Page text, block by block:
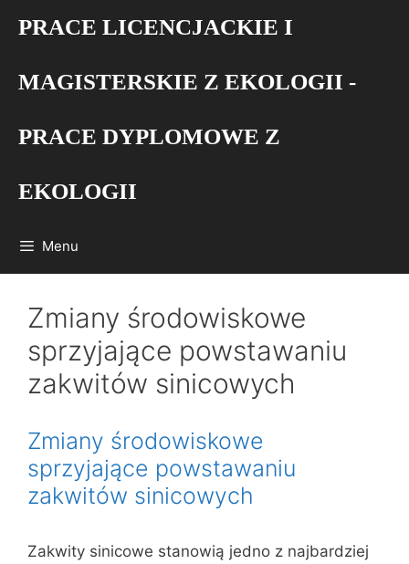
PRACE LICENCJACKIE I
MAGISTERSKIE Z EKOLOGII -
PRACE DYPLOMOWE Z
EKOLOGII
Menu
Zmiany środowiskowe
sprzyjające powstawaniu
zakwitów sinicowych
Zmiany środowiskowe
sprzyjające powstawaniu
zakwitów sinicowych
Zakwity sinicowe stanowią jedno z najbardziej